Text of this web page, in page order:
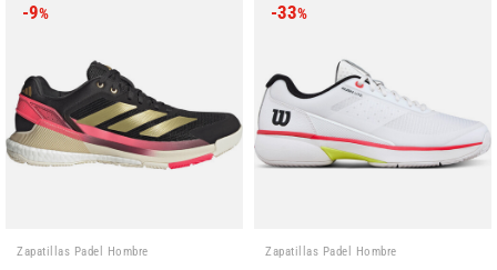
-9%
Zapatillas Padel Hombre
-33%
Zapatillas Padel Hombre